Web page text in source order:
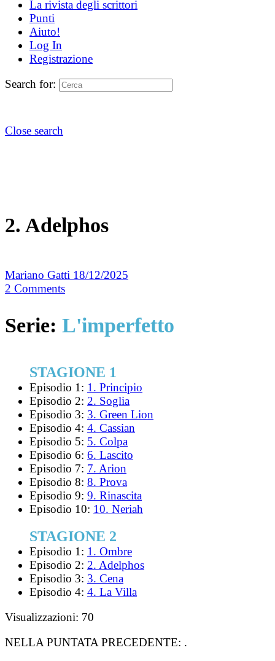
La rivista degli scrittori
Punti
Aiuto!
Log In
Registrazione
Search for:
Close search
2. Adelphos
Mariano Gatti 18/12/2025
2 Comments
Serie: L'imperfetto
STAGIONE 1
Episodio 1: 1. Principio
Episodio 2: 2. Soglia
Episodio 3: 3. Green Lion
Episodio 4: 4. Cassian
Episodio 5: 5. Colpa
Episodio 6: 6. Lascito
Episodio 7: 7. Arion
Episodio 8: 8. Prova
Episodio 9: 9. Rinascita
Episodio 10: 10. Neriah
STAGIONE 2
Episodio 1: 1. Ombre
Episodio 2: 2. Adelphos
Episodio 3: 3. Cena
Episodio 4: 4. La Villa
Visualizzazioni: 70
NELLA PUNTATA PRECEDENTE: .